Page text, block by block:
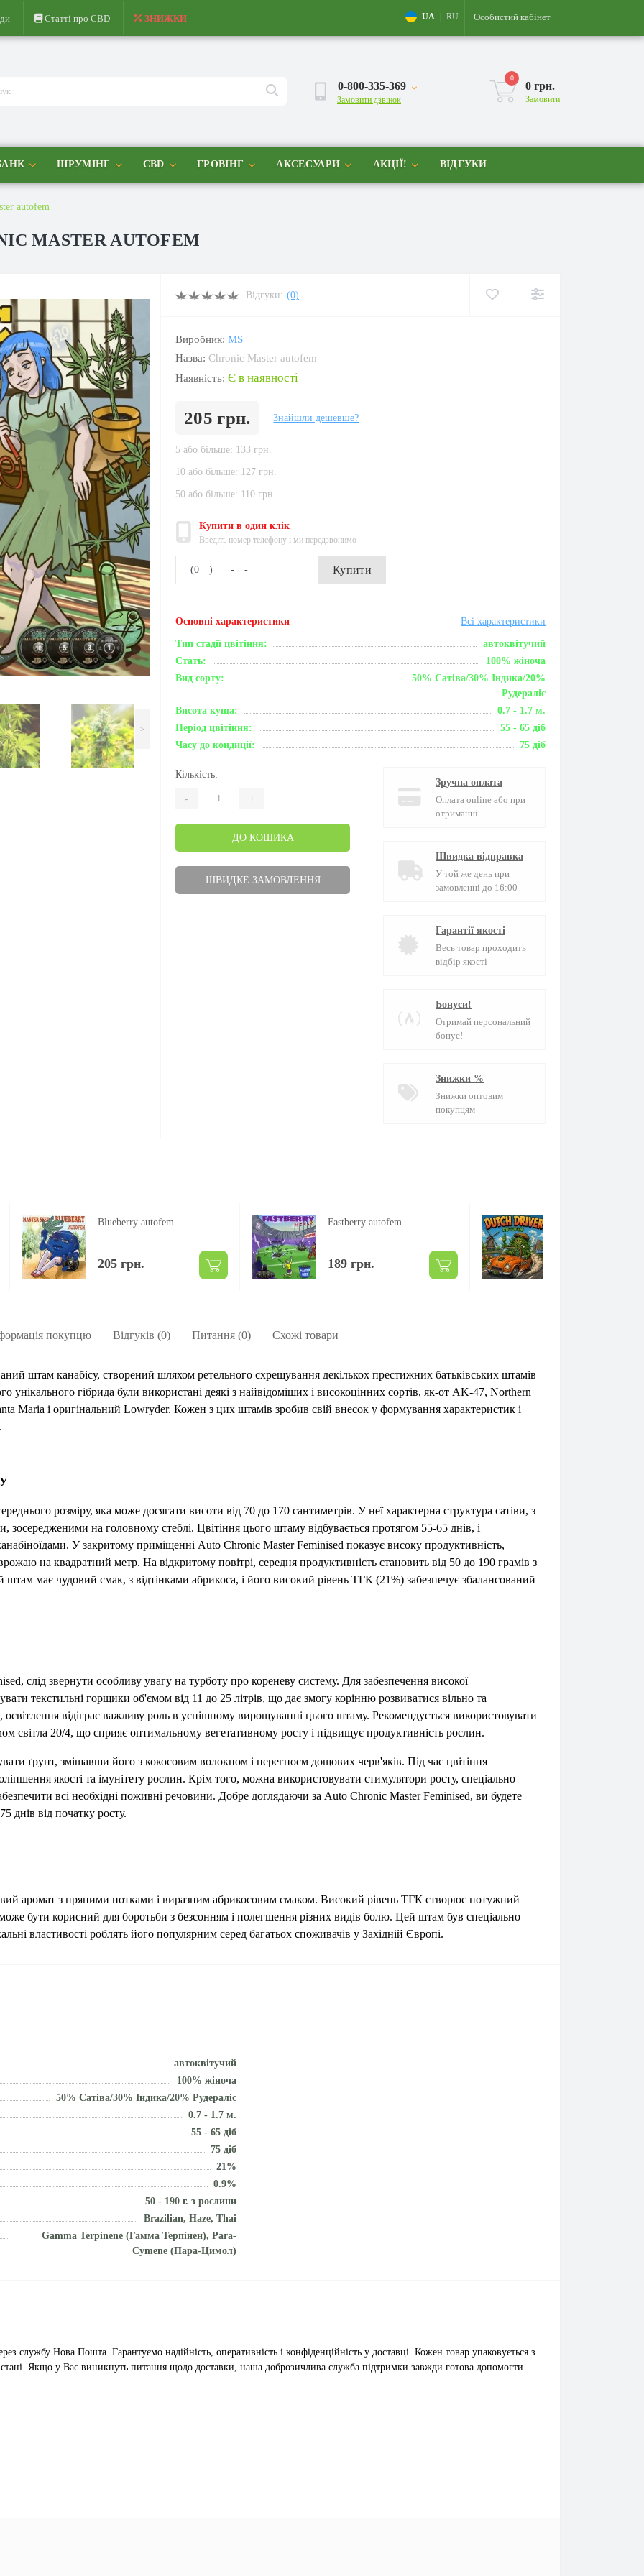
Статті про CBD ЗНИЖКИ UA RU Особистий кабінет
0-800-335-369
Замовити дзвінок
0
0 грн.
Замовити
ШРУМІНГ CBD ГРОВІНГ АКСЕСУАРИ АКЦІЇ! ВІДГУКИ
autofem
MASTER AUTOFEM
>
Відгуки: (0)
Виробник: MS
Назва: Chronic Master autofem
Наявність: Є в наявності
205 грн. Знайшли дешевше?
5 або більше: 133 грн.
10 або більше: 127 грн.
50 або більше: 110 грн.
Купити в один клік
Введіть номер телефону і ми передзвонимо
Купити
Основні характеристики Всі характеристики
Тип стадії цвітіння:
автоквітучий
Стать:
100% жіноча
Вид сорту:
50% Сатіва/30% Індика/20%
Рудераліс
Висота куща:
0.7 - 1.7 м.
Період цвітіння:
55 - 65 діб
Часу до кондиції:
75 діб
Кількість:
- +
ДО КОШИКА
ШВИДКЕ ЗАМОВЛЕННЯ
Зручна оплата
Оплата online або при
отриманні
Швидка відправка
У той же день при
замовленні до 16:00
Гарантії якості
Весь товар проходить
відбір якості
Бонуси!
Отримай персональний
бонус!
Знижки %
Знижки оптовим
покупцям
Blueberry autofem
205 грн.
Fastberry autofem
189 грн.
покупцю Відгуків (0) Питання (0) Схожі товари
штам канабісу, створений шляхом ретельного схрещування декількох престижних батьківських штамів
унікального гібрида були використані деякі з найвідоміших і високоцінних сортів, як-от AK-47, Northern
Maria і оригінальний Lowryder. Кожен з цих штамів зробив свій внесок у формування характеристик і
розміру, яка може досягати висоти від 70 до 170 сантиметрів. У неї характерна структура сатіви, з
на головному стеблі. Цвітіння цього штаму відбувається протягом 55-65 днів, і
канабіноїдами. У закритому приміщенні Auto Chronic Master Feminised показує високу продуктивність,
на квадратний метр. На відкритому повітрі, середня продуктивність становить від 50 до 190 грамів з
має чудовий смак, з відтінками абрикоса, і його високий рівень ТГК (21%) забезпечує збалансований
слід звернути особливу увагу на турботу про кореневу систему. Для забезпечення високої
текстильні горщики об'ємом від 11 до 25 літрів, що дає змогу корінню розвиватися вільно та
освітлення відіграє важливу роль в успішному вирощуванні цього штаму. Рекомендується використовувати
світла 20/4, що сприяє оптимальному вегетативному росту і підвищує продуктивність рослин.
ґрунт, змішавши його з кокосовим волокном і перегноєм дощових черв'яків. Під час цвітіння
якості та імунітету рослин. Крім того, можна використовувати стимулятори росту, спеціально
всі необхідні поживні речовини. Добре доглядаючи за Auto Chronic Master Feminised, ви будете
днів від початку росту.
аромат з пряними нотками і виразним абрикосовим смаком. Високий рівень ТГК створює потужний
бути корисний для боротьби з безсонням і полегшення різних видів болю. Цей штам був спеціально
властивості роблять його популярним серед багатьох споживачів у Західній Європі.
автоквітучий
100% жіноча
50% Сатіва/30% Індика/20% Рудераліс
0.7 - 1.7 м.
55 - 65 діб
75 діб
21%
0.9%
50 - 190 г. з рослини
Brazilian, Haze, Thai
Gamma Terpinene (Гамма Терпінен), Para-
Cymene (Пара-Цимол)
службу Нова Пошта. Гарантуємо надійність, оперативність і конфіденційність у доставці. Кожен товар упаковується з
Якщо у Вас виникнуть питання щодо доставки, наша доброзичлива служба підтримки завжди готова допомогти.